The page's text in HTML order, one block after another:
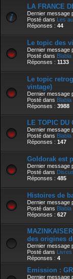
LA FRANCE
Dernier message
Posté dans
Les
Réponses : 44
Le topic des
Dernier message
Posté dans Blabla
Réponses : 1133
Le topic
vintage)
Dernier message
Posté dans Blabla
Réponses : 3988
LE TOPIC DU
Dernier message
Posté dans Blabla
Réponses : 147
Goldorak est
Dernier message
Posté dans
Réponses : 485
Histoires de
Dernier message
Posté dans Blabla
Réponses : 627
des origines
Dernier message
Posté dans Livres
Réponses : 4
Emission :
Dernier message